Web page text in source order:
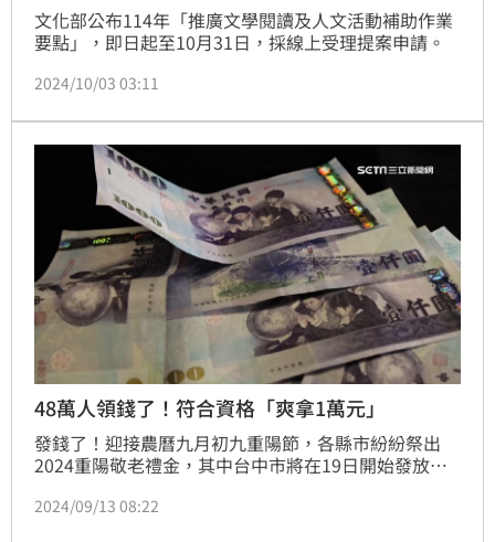
文化部公布114年「推廣文學閱讀及人文活動補助作業
要點」，即日起至10月31日，採線上受理提案申請。
2024/10/03 03:11
48萬人領錢了！符合資格「爽拿1萬元」
發錢了！迎接農曆九月初九重陽節，各縣市紛紛祭出
2024重陽敬老禮金，其中台中市將在19日開始發放，
略自身權益。
2024/09/13 08:22